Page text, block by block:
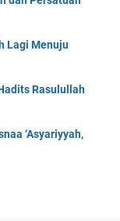
Lagi Menuju
Rasulullah
‘Asyariyyah,